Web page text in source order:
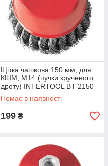
Щітка чашкова 150 мм, для
КШМ, М14 (пучки крученого
дроту) INTERTOOL BT-2150
Немає в наявності
199 ₴